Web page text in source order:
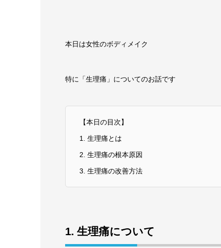
本日は女性のボディメイク
特に「生理痛」についてのお話です
【本日の目次】
1. 生理痛とは
2. 生理痛の根本原因
3. 生理痛の改善方法
1. 生理痛について